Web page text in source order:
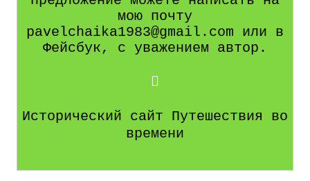
мою почту
pavelchaika1983@gmail.com или в
Фейсбук, с уважением автор.
Исторический сайт Путешествия во
времени